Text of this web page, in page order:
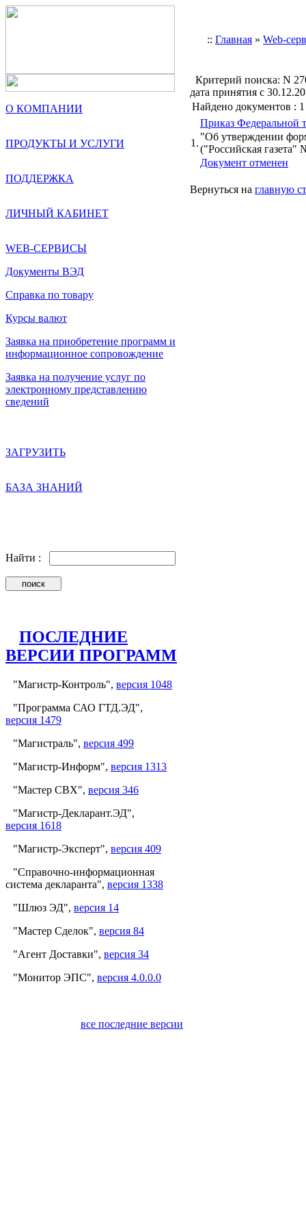
:: Главная » Web-
О КОМПАНИИ
ПРОДУКТЫ И УСЛУГИ
ПОДДЕРЖКА
ЛИЧНЫЙ КАБИНЕТ
WEB-СЕРВИСЫ
Документы ВЭД
Справка по товару
Курсы валют
Заявка на приобретение программ и
информационное сопровождение
Заявка на получение услуг по
электронному представлению
сведений
ЗАГРУЗИТЬ
БАЗА ЗНАНИЙ
Найти :
ПОСЛЕДНИЕ
ВЕРСИИ ПРОГРАММ
"Магистр-Контроль", версия 1048
"Программа САО ГТД.ЭД",
версия 1479
"Магистраль", версия 499
"Магистр-Информ", версия 1313
"Мастер СВХ", версия 346
"Магистр-Декларант.ЭД",
версия 1618
"Магистр-Эксперт", версия 409
"Справочно-информационная
система декларанта", версия 1338
"Шлюз ЭД", версия 14
"Мастер Сделок", версия 84
"Агент Доставки", версия 34
"Монитор ЭПС", версия 4.0.0.0
все последние версии
Критерий поиска: N
дата принятия с
Найдено документов : 1
1.
Приказ Федеральной
"Об утверждении
("Российская газета"
Документ отменен
Вернуться на главную